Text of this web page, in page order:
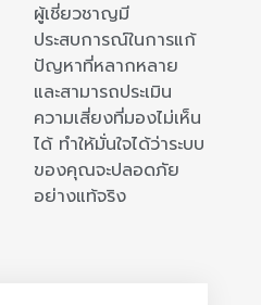
ผู้เชี่ยวชาญมี
ประสบการณ์ในการแก้
ปัญหาที่หลากหลาย
และสามารถประเมิน
ความเสี่ยงที่มองไม่เห็น
ได้ ทำให้มั่นใจได้ว่าระบบ
ของคุณจะปลอดภัย
อย่างแท้จริง